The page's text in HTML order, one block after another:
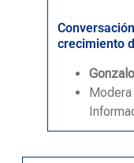
crecimiento
Modera